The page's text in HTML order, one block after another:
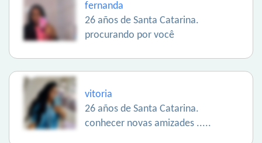
fernanda
26 años de Santa Catarina.
procurando por você
vitoria
26 años de Santa Catarina.
conhecer novas amizades .....